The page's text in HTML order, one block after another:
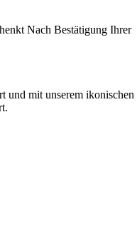
Nach Bestätigung Ihrer
und mit unserem ikonischen